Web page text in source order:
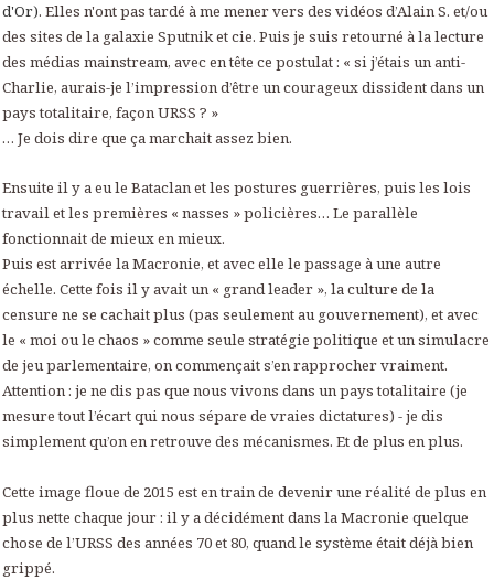
d'Or). Elles n'ont pas tardé à me mener vers des vidéos d’Alain S. et/ou
des sites de la galaxie Sputnik et cie. Puis je suis retourné à la lecture
des médias mainstream, avec en tête ce postulat : « si j’étais un anti-
Charlie, aurais-je l’impression d’être un courageux dissident dans un
pays totalitaire, façon URSS ? »
… Je dois dire que ça marchait assez bien.
Ensuite il y a eu le Bataclan et les postures guerrières, puis les lois
travail et les premières « nasses » policières… Le parallèle
fonctionnait de mieux en mieux.
Puis est arrivée la Macronie, et avec elle le passage à une autre
échelle. Cette fois il y avait un « grand leader », la culture de la
censure ne se cachait plus (pas seulement au gouvernement), et avec
le « moi ou le chaos » comme seule stratégie politique et un simulacre
de jeu parlementaire, on commençait s’en rapprocher vraiment.
Attention : je ne dis pas que nous vivons dans un pays totalitaire (je
mesure tout l’écart qui nous sépare de vraies dictatures) - je dis
simplement qu’on en retrouve des mécanismes. Et de plus en plus.
Cette image floue de 2015 est en train de devenir une réalité de plus en
plus nette chaque jour : il y a décidément dans la Macronie quelque
chose de l’URSS des années 70 et 80, quand le système était déjà bien
grippé.